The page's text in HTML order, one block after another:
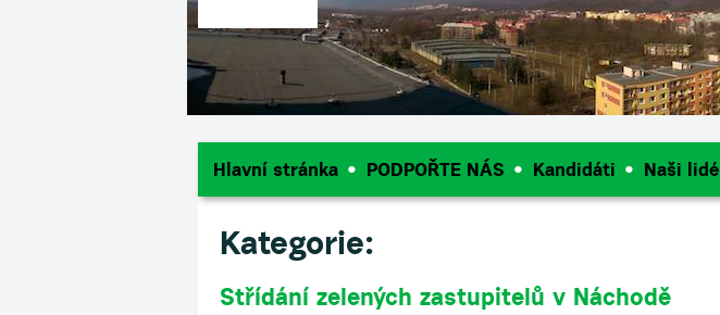
Hlavní stránka PODPOŘTE NÁS Kandidáti Naši lidé
Kategorie:
Střídání zelených zastupitelů v Náchodě